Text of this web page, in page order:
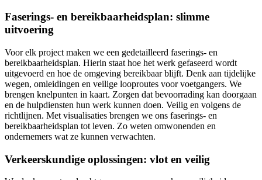
Faserings- en bereikbaarheidsplan: slimme
uitvoering
Voor elk project maken we een gedetailleerd faserings- en
bereikbaarheidsplan. Hierin staat hoe het werk gefaseerd wordt
uitgevoerd en hoe de omgeving bereikbaar blijft. Denk aan tijdelijke
wegen, omleidingen en veilige looproutes voor voetgangers. We
brengen knelpunten in kaart. Zorgen dat bevoorrading kan doorgaan
en de hulpdiensten hun werk kunnen doen. Veilig en volgens de
richtlijnen. Met visualisaties brengen we ons faserings- en
bereikbaarheidsplan tot leven. Zo weten omwonenden en
ondernemers wat ze kunnen verwachten.
Verkeerskundige oplossingen: vlot en veilig